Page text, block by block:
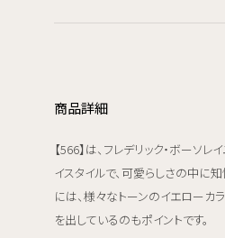
商品詳細
【566】は、フレデリック・ボーソ
イスタイルで、可愛らしさの中に
には、様々なトーンのイエローカ
を出しているのもポイントです。